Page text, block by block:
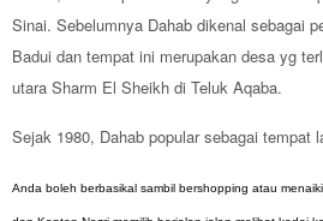
Sinai. Sebelumnya Dahab dikenal sebagai
Badui dan tempat ini merupakan desa yg
utara Sharm El Sheikh di Teluk Aqaba.
Sejak 1980, Dahab popular sebagai tempat
Anda boleh berbasikal sambil bershopping atau